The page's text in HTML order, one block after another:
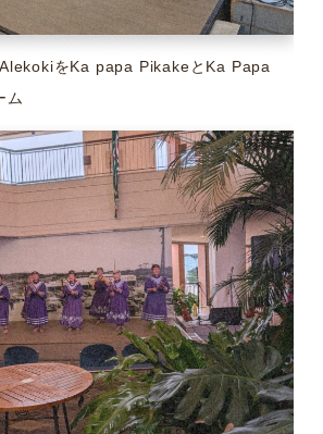
をKa papa PikakeとKa Papa
ム